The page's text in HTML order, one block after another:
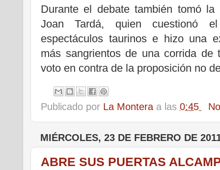
Durante el debate también tomó
Joan Tardá, quien cuestionó
espectáculos taurinos e hizo una
más sangrientos de una corrida
voto en contra de la proposición no
Publicado por La Montera a las 0:45
MIÉRCOLES, 23 DE FEBRERO DE
ABRE SUS PUERTAS